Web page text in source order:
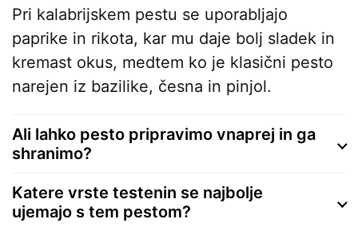
Pri kalabrijskem pestu se uporabljajo
paprike in rikota, kar mu daje bolj sladek in
kremast okus, medtem ko je klasični pesto
narejen iz bazilike, česna in pinjol.
Ali lahko pesto pripravimo vnaprej in ga
shranimo?
Katere vrste testenin se najbolje
ujemajo s tem pestom?